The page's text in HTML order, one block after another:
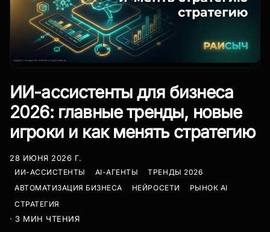
ИИ-ассистенты для бизнеса
2026: главные тренды, новые
игроки и как менять стратегию
28 ИЮНЯ 2026 Г.
ИИ-АССИСТЕНТЫ
AI-АГЕНТЫ
ТРЕНДЫ 2026
АВТОМАТИЗАЦИЯ БИЗНЕСА
НЕЙРОСЕТИ
РЫНОК AI
СТРАТЕГИЯ
· 3 МИН ЧТЕНИЯ